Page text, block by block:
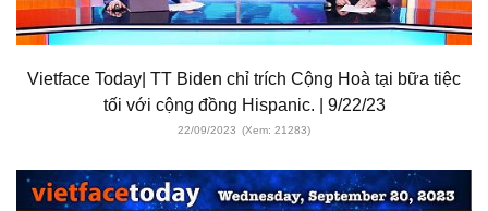
Vietface Today| TT Biden chỉ trích Cộng Hoà tại bữa tiệc
tối với cộng đồng Hispanic. | 9/22/23
22/09/2023 (Xem: 21283)